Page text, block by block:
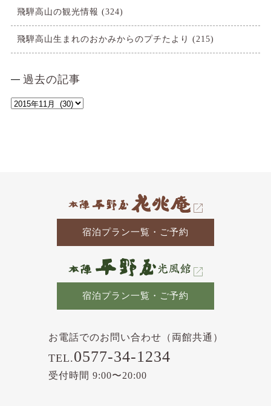
飛騨高山の観光情報 (324)
飛騨高山生まれのおかみからのプチたより (215)
過去の記事
過
宿泊プラン一覧・ご予約
宿泊プラン一覧・ご予約
お電話でのお問い合わせ（両館共通）
TEL.0577-34-1234
受付時間 9:00〜20:00